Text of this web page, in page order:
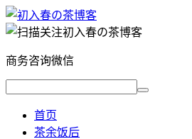
商务咨询微信
首页
茶余饭后